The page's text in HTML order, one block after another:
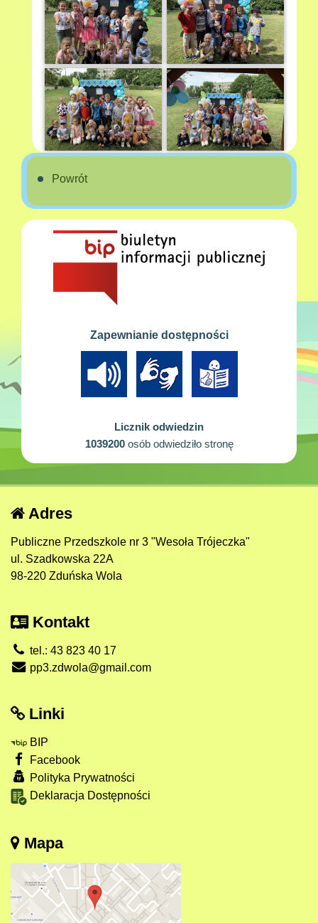
Powrót
Zapewnianie dostępności
Licznik odwiedzin
1039200osób odwiedziło stronę
Adres
Publiczne Przedszkole nr 3 "Wesoła Trójeczka"
ul. Szadkowska 22A
98-220 Zduńska Wola
Kontakt
tel.: 43 823 40 17
pp3.zdwola@gmail.com
Linki
BIP
Facebook
Polityka Prywatności
Deklaracja Dostępności
Mapa